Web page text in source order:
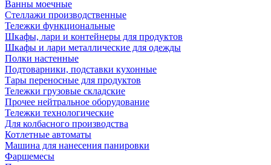
Ванны моечные
Стеллажи производственные
Тележки функциональные
Шкафы, лари и контейнеры для продуктов
Шкафы и лари металлические для одежды
Полки настенные
Подтоварники, подставки кухонные
Тары переносные для продуктов
Тележки грузовые складские
Прочее нейтральное оборудование
Тележки технологические
Для колбасного производства
Котлетные автоматы
Машина для нанесения панировки
Фаршемесы